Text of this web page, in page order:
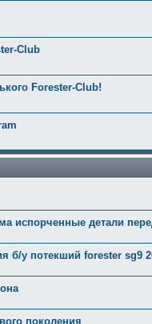
Club
Forester-Club!
испорченные детали
у потекший forester sg9
поколения